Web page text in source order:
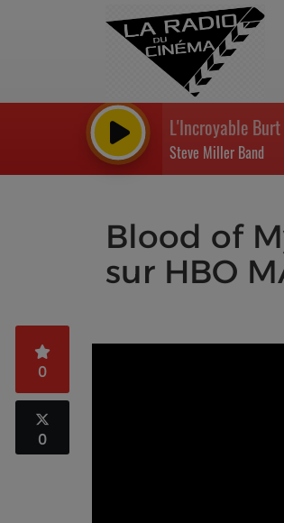
L'Incroyable
Steve Miller Band
Blood of
sur HBO
0
0